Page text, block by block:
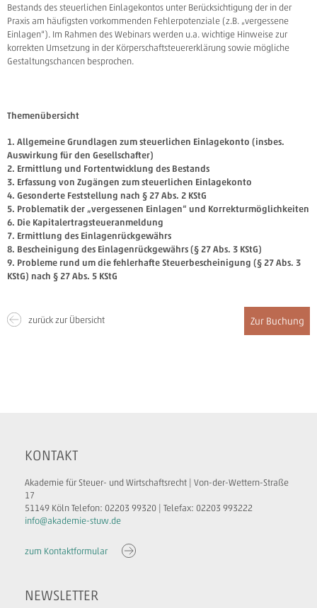
Bestands des steuerlichen Einlagekontos unter Berücksichtigung der in der
Praxis am häufigsten vorkommenden Fehlerpotenziale (z.B. „vergessene
Einlagen“). Im Rahmen des Webinars werden u.a. wichtige Hinweise zur
korrekten Umsetzung in der Körperschaftsteuererklärung sowie mögliche
Gestaltungschancen besprochen.
Themenübersicht
Allgemeine Grundlagen zum steuerlichen Einlagekonto (insbes.
Auswirkung für den Gesellschafter)
Ermittlung und Fortentwicklung des Bestands
Erfassung von Zugängen zum steuerlichen Einlagekonto
Gesonderte Feststellung nach § 27 Abs. 2 KStG
Problematik der „vergessenen Einlagen“ und Korrekturmöglichkeiten
Die Kapitalertragsteueranmeldung
Ermittlung des Einlagenrückgewährs
Bescheinigung des Einlagenrückgewährs (§ 27 Abs. 3 KStG)
Probleme rund um die fehlerhafte Steuerbescheinigung (§ 27 Abs. 3
KStG) nach § 27 Abs. 5 KStG
zurück zur Übersicht Zur Buchung
KONTAKT
Akademie für Steuer- und Wirtschaftsrecht | Von-der-Wettern-Straße
17
51149 Köln Telefon: 02203 99320 | Telefax: 02203 993222
info@akademie-stuw.de
zum Kontaktformular
NEWSLETTER